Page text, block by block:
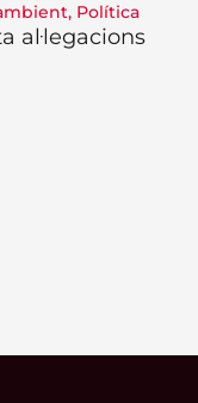
, Política
al·legacions